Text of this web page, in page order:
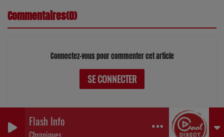
Flash Info
0
Commentaires(0)
Connectez-vous pour commenter cet article
SE CONNECTER